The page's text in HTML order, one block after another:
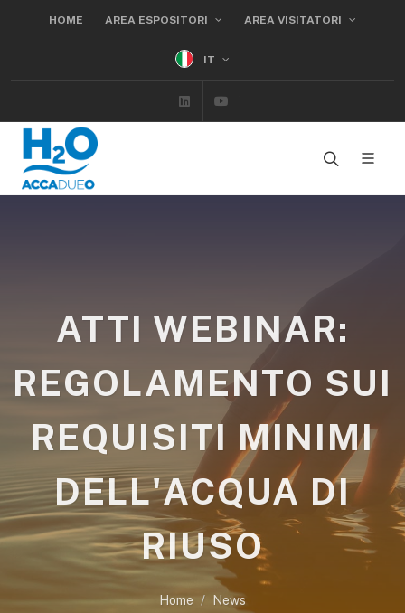
HOME AREA ESPOSITORI AREA VISITATORI
IT
Linkedin
ATTI WEBINAR:
REGOLAMENTO SUI
REQUISITI MINIMI
DELL'ACQUA DI
RIUSO
Home News